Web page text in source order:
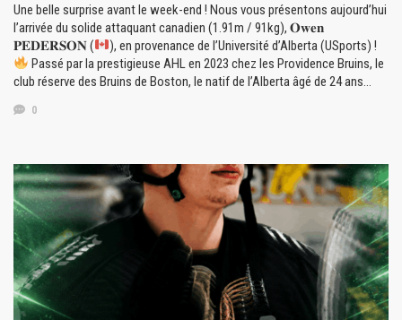
Une belle surprise avant le week-end ! Nous vous présentons aujourd’hui
l’arrivée du solide attaquant canadien (1.91m / 91kg), 𝐎𝐰𝐞𝐧
𝐏𝐄𝐃𝐄𝐑𝐒𝐎𝐍 (
), en provenance de l’Université d’Alberta (USports) !
Passé par la prestigieuse AHL en 2023 chez les Providence Bruins, le
club réserve des Bruins de Boston, le natif de l’Alberta âgé de 24 ans…
0